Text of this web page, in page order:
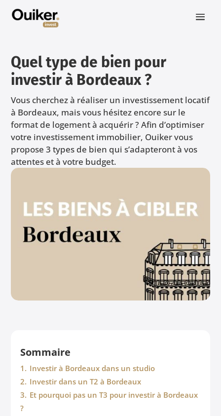
Quel type de bien pour
investir à Bordeaux ?
Vous cherchez à réaliser un investissement locatif
à Bordeaux, mais vous hésitez encore sur le
format de logement à acquérir ? Afin d’optimiser
votre investissement immobilier, Ouiker vous
propose 3 types de bien qui s’adapteront à vos
attentes et à votre budget.
Sommaire
1. Investir à Bordeaux dans un studio
2. Investir dans un T2 à Bordeaux
3. Et pourquoi pas un T3 pour investir à Bordeaux
?